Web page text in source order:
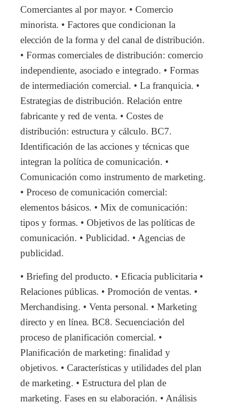
Comerciantes al por mayor. • Comercio
minorista. • Factores que condicionan la
elección de la forma y del canal de distribución.
• Formas comerciales de distribución: comercio
independiente, asociado e integrado. • Formas
de intermediación comercial. • La franquicia. •
Estrategias de distribución. Relación entre
fabricante y red de venta. • Costes de
distribución: estructura y cálculo. BC7.
Identificación de las acciones y técnicas que
integran la política de comunicación. •
Comunicación como instrumento de marketing.
• Proceso de comunicación comercial:
elementos básicos. • Mix de comunicación:
tipos y formas. • Objetivos de las políticas de
comunicación. • Publicidad. • Agencias de
publicidad.
• Briefing del producto. • Eficacia publicitaria •
Relaciones públicas. • Promoción de ventas. •
Merchandising. • Venta personal. • Marketing
directo y en línea. BC8. Secuenciación del
proceso de planificación comercial. •
Planificación de marketing: finalidad y
objetivos. • Características y utilidades del plan
de marketing. • Estructura del plan de
marketing. Fases en su elaboración. • Análisis